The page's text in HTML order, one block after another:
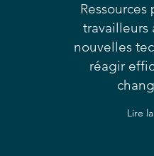
travailleurs
nouvelles
réagir
Lire